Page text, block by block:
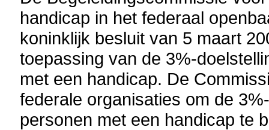
handicap in het federaal
koninklijk besluit van 5 maart
toepassing van de 3%-
met een handicap. De
federale organisaties om de
personen met een handicap te